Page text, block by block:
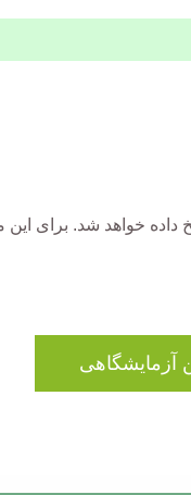
خواهد شد. برای این
آزمایشگاهی